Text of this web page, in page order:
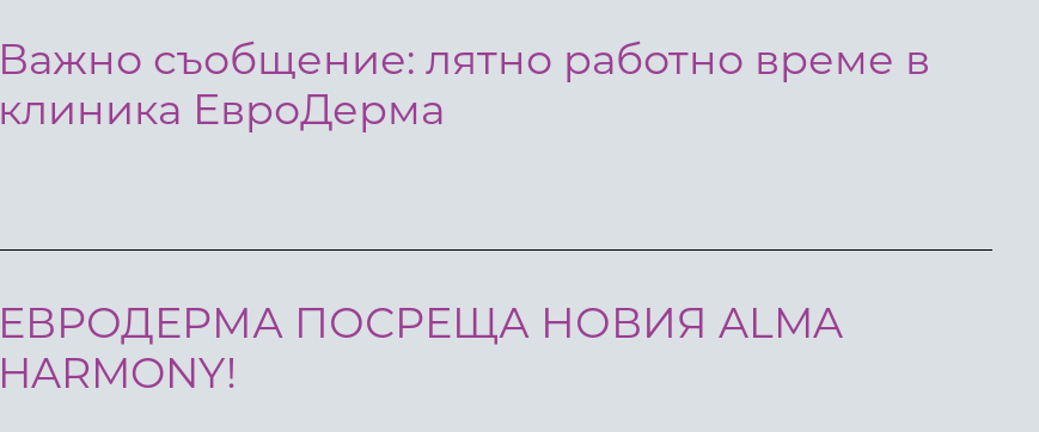
Важно съобщение: лятно работно време в
клиника ЕвроДерма
ЕВРОДЕРМА ПОСРЕЩА НОВИЯ ALMA
HARMONY!